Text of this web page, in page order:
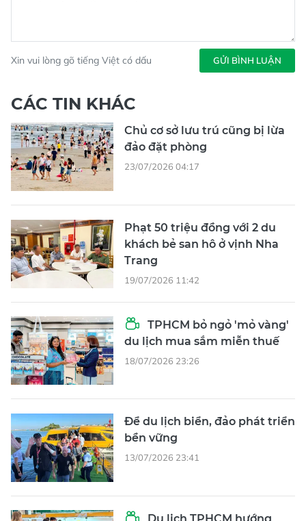
Xin vui lòng gõ tiếng Việt có dấu GỬI BÌNH LUẬN
CÁC TIN KHÁC
Chủ cơ sở lưu trú cũng bị lừa
đảo đặt phòng
23/07/2026 04:17
Phạt 50 triệu đồng với 2 du
khách bẻ san hô ở vịnh Nha
Trang
19/07/2026 11:42
TPHCM bỏ ngỏ 'mỏ vàng'
du lịch mua sắm miễn thuế
18/07/2026 23:26
Để du lịch biển, đảo phát triển
bền vững
13/07/2026 23:41
Du lịch TPHCM hướng